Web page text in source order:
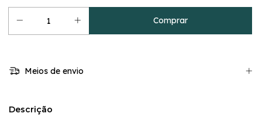
Meios de envio
Descrição